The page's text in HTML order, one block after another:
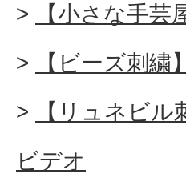
【小さな手芸
【ビーズ刺繍
【リュネビ
ビデオ